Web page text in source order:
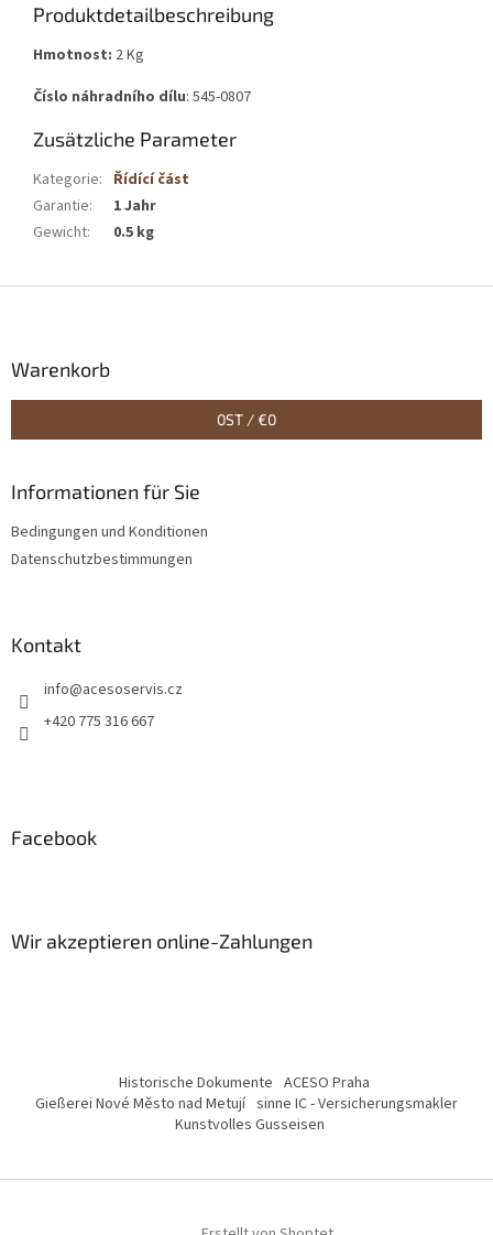
Produktdetailbeschreibung
Hmotnost: 2 Kg
Číslo náhradního dílu: 545-0807
Zusätzliche Parameter
Kategorie: Řídící část
Garantie:
1 Jahr
Gewicht: 0.5 kg
Warenkorb
0ST /€0
Informationen für Sie
Bedingungen und Konditionen
Datenschutzbestimmungen
Kontakt
info@acesoservis.cz
+420 775 316 667
Facebook
Wir akzeptieren online-Zahlungen
Historische Dokumente ACESO Praha
Gießerei Nové Město nad Metují sinne IC - Versicherungsmakler
Kunstvolles Gusseisen